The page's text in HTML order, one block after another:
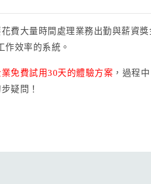
費大量時間處理業務出勤與薪資獎
作效率的系統。
免費試用30天的體驗方案 ，過程中
疑問！